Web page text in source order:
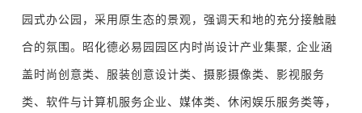
园式办公园，采用原生态的景观，强调天和地的充分接触融
合的氛围。昭化德必易园园区内时尚设计产业集聚, 企业涵
盖时尚创意类、服装创意设计类、摄影摄像类、影视服务
类、软件与计算机服务企业、媒体类、休闲娱乐服务类等，